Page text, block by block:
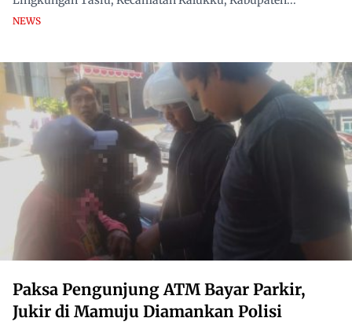
NEWS
Paksa Pengunjung ATM Bayar Parkir,
Jukir di Mamuju Diamankan Polisi